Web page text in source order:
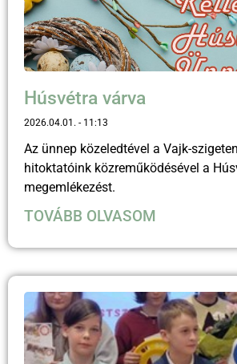
Húsvétra várva
2026.04.01. 11:13
Az ünnep közeledtével a Vajk-
hitoktatóink közreműködésével a
megemlékezést.
TOVÁBB OLVASOM